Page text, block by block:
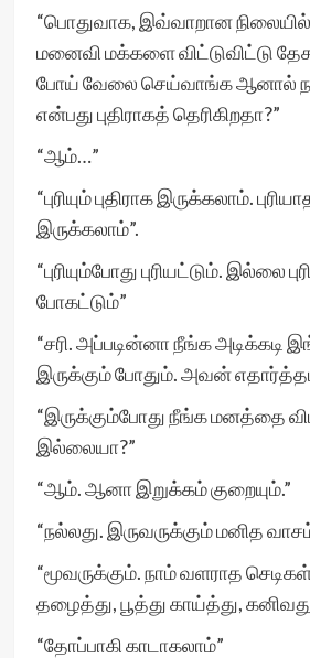
“பொதுவாக, இவ்வாறான
மனைவி மக்களை விட்டுவிட்டு
போய் வேலை செய்வாங்க ஆனால்
என்பது புதிராகத் தெரிகிறதா?”
“ஆம்…”
“புரியும் புதிராக இருக்கலாம்.
இருக்கலாம்”.
“புரியும்போது புரியட்டும். இல்லை
போகட்டும்”
“சரி. அப்படின்னா நீங்க அடிக்கடி
இருக்கும் போதும். அவன்
“இருக்கும்போது நீங்க மனத்தை
இல்லையா?”
“ஆம். ஆனா இறுக்கம் குறையும்.”
“நல்லது. இருவருக்கும் மனித
“மூவருக்கும். நாம் வளராத
தழைத்து, பூத்து காய்த்து,
“தோப்பாகி காடாகலாம்”